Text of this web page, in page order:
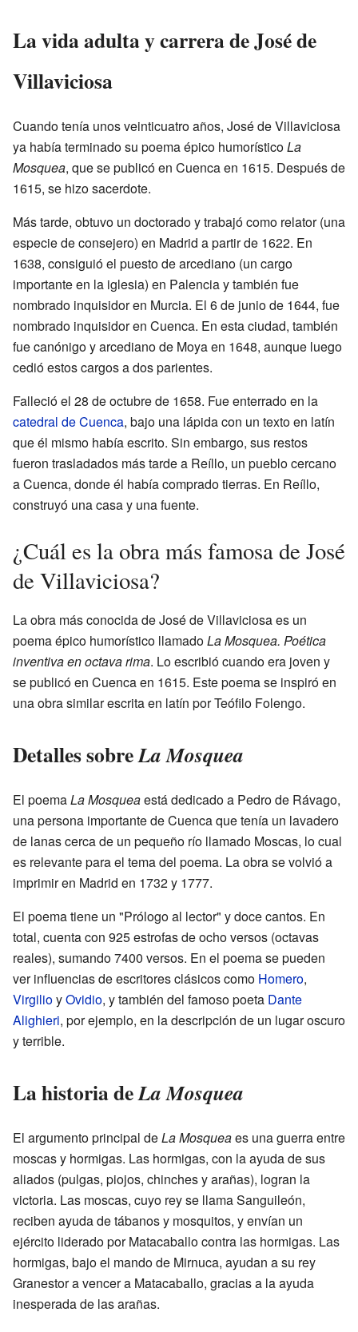
La vida adulta y carrera de José de
Villaviciosa
Cuando tenía unos veinticuatro años, José de Villaviciosa
ya había terminado su poema épico humorísticoLa
Mosquea, que se publicó en Cuenca en 1615. Después de
1615, se hizo sacerdote.
Más tarde, obtuvo un doctorado y trabajó como relator (una
especie de consejero) en Madrid a partir de 1622. En
1638, consiguió el puesto de arcediano (un cargo
importante en la iglesia) en Palencia y también fue
nombrado inquisidor en Murcia. El 6 de junio de 1644, fue
nombrado inquisidor en Cuenca. En esta ciudad, también
fue canónigo y arcediano de Moya en 1648, aunque luego
cedió estos cargos a dos parientes.
Falleció el 28 de octubre de 1658. Fue enterrado en la
catedral de Cuenca, bajo una lápida con un texto en latín
que él mismo había escrito. Sin embargo, sus restos
fueron trasladados más tarde a Reíllo, un pueblo cercano
a Cuenca, donde él había comprado tierras. En Reíllo,
construyó una casa y una fuente.
¿Cuál es la obra más famosa de José
de Villaviciosa?
La obra más conocida de José de Villaviciosa es un
poema épico humorístico llamadoLa Mosquea. Poética
inventiva en octava rima. Lo escribió cuando era joven y
se publicó en Cuenca en 1615. Este poema se inspiró en
una obra similar escrita en latín por Teófilo Folengo.
Detalles sobreLa Mosquea
El poemaLa Mosqueaestá dedicado a Pedro de Rávago,
una persona importante de Cuenca que tenía un lavadero
de lanas cerca de un pequeño río llamado Moscas, lo cual
es relevante para el tema del poema. La obra se volvió a
imprimir en Madrid en 1732 y 1777.
El poema tiene un "Prólogo al lector" y doce cantos. En
total, cuenta con 925 estrofas de ocho versos (octavas
reales), sumando 7400 versos. En el poema se pueden
ver influencias de escritores clásicos como Homero,
VirgilioyOvidio, y también del famoso poeta Dante
Alighieri, por ejemplo, en la descripción de un lugar oscuro
y terrible.
La historia deLa Mosquea
El argumento principal deLa Mosqueaes una guerra entre
moscas y hormigas. Las hormigas, con la ayuda de sus
aliados (pulgas, piojos, chinches y arañas), logran la
victoria. Las moscas, cuyo rey se llama Sanguileón,
reciben ayuda de tábanos y mosquitos, y envían un
ejército liderado por Matacaballo contra las hormigas. Las
hormigas, bajo el mando de Mirnuca, ayudan a su rey
Granestor a vencer a Matacaballo, gracias a la ayuda
inesperada de las arañas.